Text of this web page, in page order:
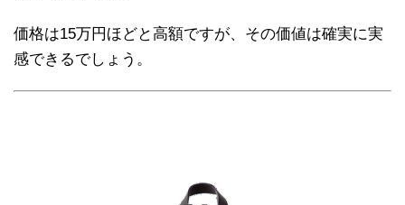
価格は15万円ほどと高額ですが、その価値は確実に実
感できるでしょう。